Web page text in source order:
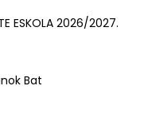
ESKOLA 2026/2027.
Bat